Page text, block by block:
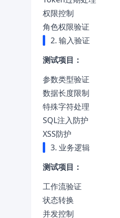
权限控制
角色权限验证
2. 输入验证
测试项目：
参数类型验证
数据长度限制
特殊字符处理
SQL注入防护
XSS防护
3. 业务逻辑
测试项目：
工作流验证
状态转换
并发控制